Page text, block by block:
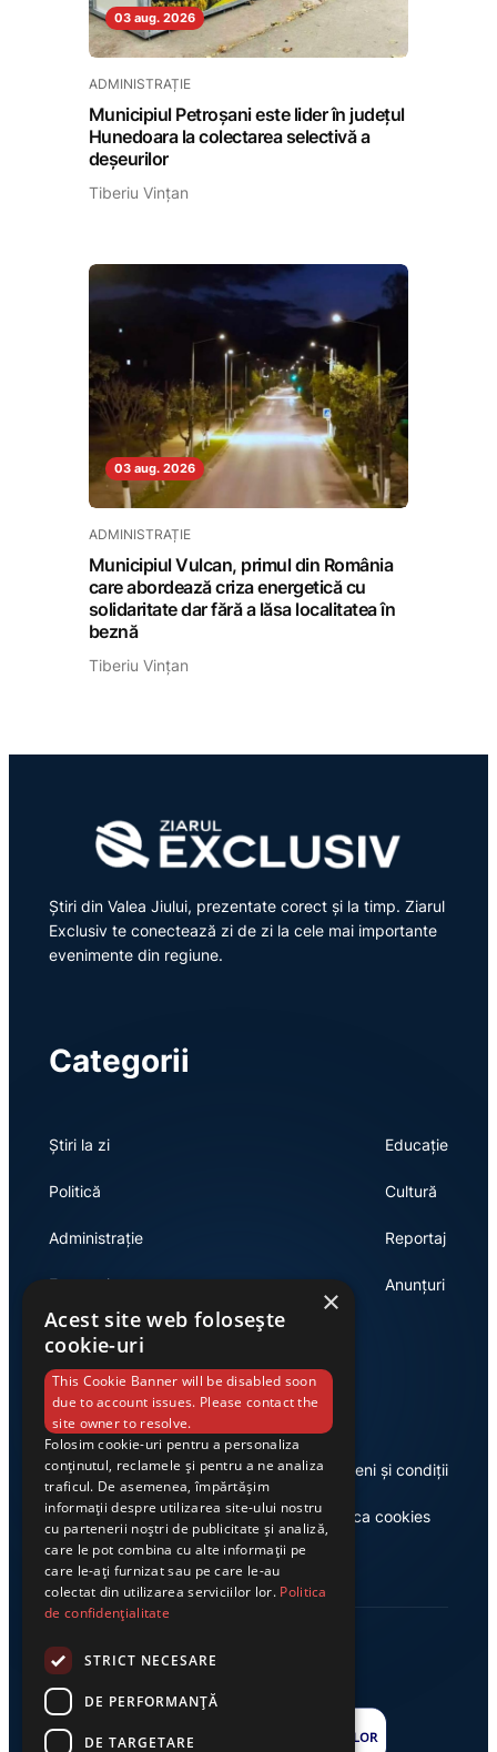
03 aug. 2026
ADMINISTRAȚIE
Municipiul Petroșani este lider în județul
Hunedoara la colectarea selectivă a
deșeurilor
Tiberiu Vințan
03 aug. 2026
ADMINISTRAȚIE
Municipiul Vulcan, primul din România
care abordează criza energetică cu
solidaritate dar fără a lăsa localitatea în
beznă
Tiberiu Vințan
Știri din Valea Jiului, prezentate corect și la timp. Ziarul
Exclusiv te conectează zi de zi la cele mai importante
evenimente din regiune.
Categorii
Știri la zi
Politică
Administrație
Economie
Educație
Cultură
Reportaj
Anunțuri
Link-uri utile
Despre noi
Casa de editură Exclusiv
Termeni și condiții
Politica cookies
×
Acest site web folosește
cookie-uri
This Cookie Banner will be disabled soon
due to account issues. Please contact the
site owner to resolve.
Folosim cookie-uri pentru a personaliza
conținutul, reclamele și pentru a ne analiza
traficul. De asemenea, împărtășim
informații despre utilizarea site-ului nostru
cu partenerii noștri de publicitate și analiză,
care le pot combina cu alte informații pe
care le-ați furnizat sau pe care le-au
colectat din utilizarea serviciilor lor. Politica
de confidențialitate
STRICT NECESARE
DE PERFORMANȚĂ
DE TARGETARE